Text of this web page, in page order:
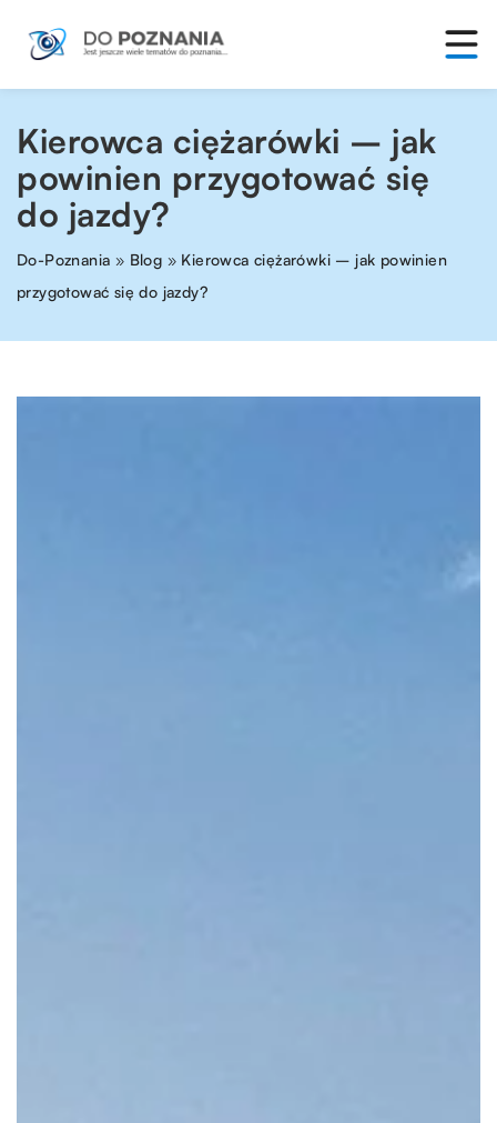
Kierowca ciężarówki – jak
powinien przygotować się
do jazdy?
Do-Poznania » Blog » Kierowca ciężarówki – jak powinien
przygotować się do jazdy?